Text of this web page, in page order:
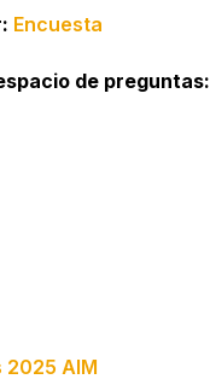
Encuesta
de preguntas:
2025 AIM